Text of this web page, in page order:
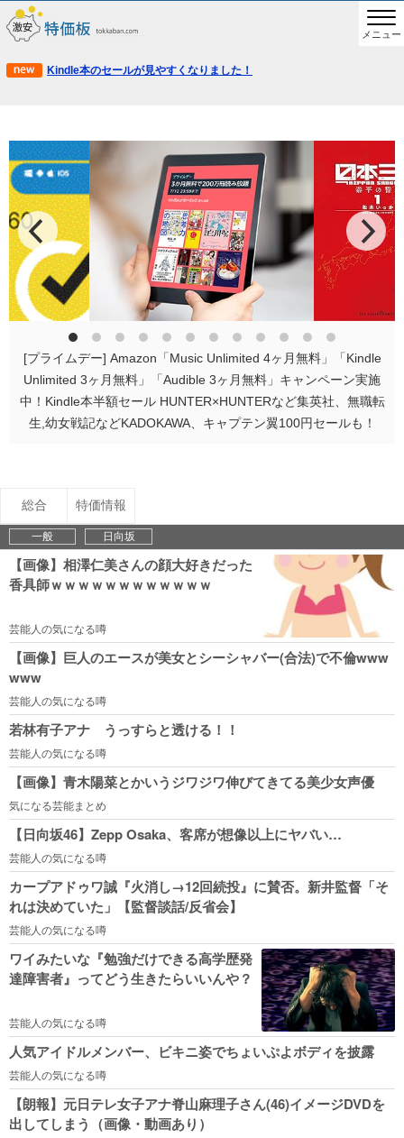
メニュー
Kindle本のセールが見やすくなりました！
[プライムデー] Amazon「Music Unlimited 4ヶ月無料」「Kindle
Unlimited 3ヶ月無料」「Audible 3ヶ月無料」キャンペーン実施
中！Kindle本半額セール HUNTER×HUNTERなど集英社、無職転
生,幼女戦記などKADOKAWA、キャプテン翼100円セールも！
総合 特価情報
一般 日向坂
【画像】相澤仁美さんの顔大好きだった
香具師ｗｗｗｗｗｗｗｗｗｗｗｗ
芸能人の気になる噂
【画像】巨人のエースが美女とシーシャバー(合法)で不倫www
www
芸能人の気になる噂
若林有子アナ うっすらと透ける！！
芸能人の気になる噂
【画像】青木陽菜とかいうジワジワ伸びてきてる美少女声優
気になる芸能まとめ
【日向坂46】Zepp Osaka、客席が想像以上にヤバい…
芸能人の気になる噂
カープアドゥワ誠『火消し→12回続投』に賛否。新井監督「そ
れは決めていた」【監督談話/反省会】
芸能人の気になる噂
ワイみたいな『勉強だけできる高学歴発
達障害者』ってどう生きたらいいんや？
芸能人の気になる噂
人気アイドルメンバー、ビキニ姿でちょいぷよボディを披露
芸能人の気になる噂
【朗報】元日テレ女子アナ脊山麻理子さん(46)イメージDVDを
出してしまう（画像・動画あり）